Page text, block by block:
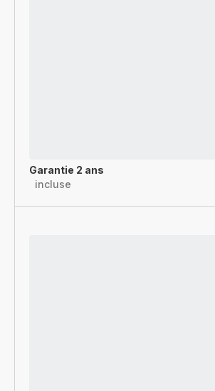
Garantie 2 ans
incluse